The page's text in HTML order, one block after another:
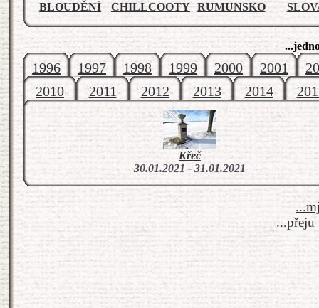
BLOUDĚNÍ CHILLCOOTY RUMUNSKO
1996 1997 1998 1999 2000 2001
2010
2011 2012 2013 2014
Křeč
30.01.2021 - 31.01.2021
...přeju